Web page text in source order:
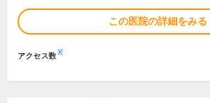
この医院の詳細をみる
アクセス数※